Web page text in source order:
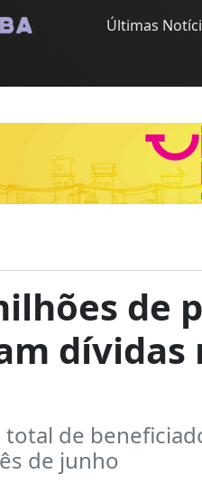
Últimas
de
dívidas
de
de junho